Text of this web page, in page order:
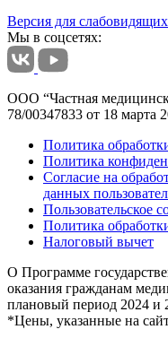
Версия для слабовидящих
Мы в соцсетях:
ООО “Частная
78/00347833 от 18 марта
Политика
Политика
Согласие на
данных
Пользовательское
Политика
Налоговый вычет
О Программе
оказания гражданам
плановый период 2024 и
*Цены, указанные на